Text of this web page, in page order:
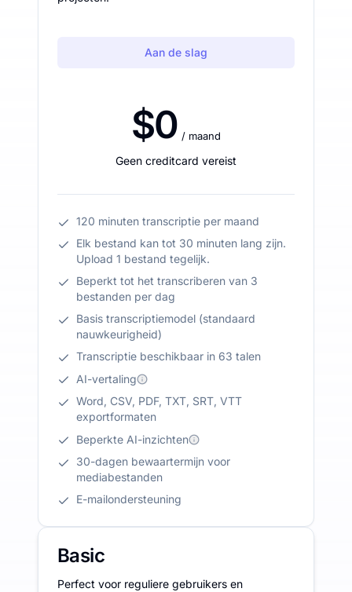
Aan de slag
$0 / maand
Geen creditcard vereist
120 minuten transcriptie per maand
Elk bestand kan tot 30 minuten lang zijn.
Upload 1 bestand tegelijk.
Beperkt tot het transcriberen van 3
bestanden per dag
Basis transcriptiemodel (standaard
nauwkeurigheid)
Transcriptie beschikbaar in 63 talen
AI-vertaling
Word, CSV, PDF, TXT, SRT, VTT
exportformaten
Beperkte AI-inzichten
30-dagen bewaartermijn voor
mediabestanden
E-mailondersteuning
Basic
Perfect voor reguliere gebruikers en